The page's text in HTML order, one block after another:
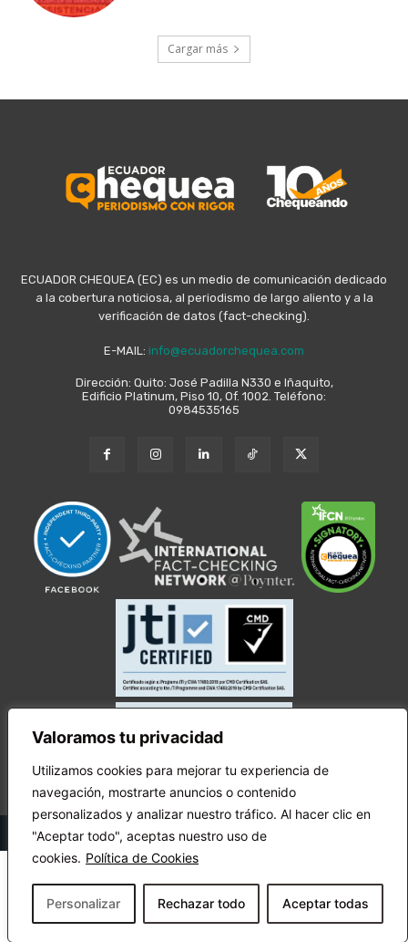
Valoramos tu privacidad
Utilizamos cookies para mejorar tu experiencia de
navegación, mostrarte anuncios o contenido
personalizados y analizar nuestro tráfico. Al hacer clic en
"Aceptar todo", aceptas nuestro uso de
cookies. Política de Cookies
Personalizar Rechazar todo Aceptar todas
Cargar más
ECUADOR CHEQUEA (EC) es un medio de comunicación dedicado
a la cobertura noticiosa, al periodismo de largo aliento y a la
verificación de datos (fact-checking).
E-MAIL: info@ecuadorchequea.com
Dirección: Quito: José Padilla N330 e Iñaquito,
Edificio Platinum, Piso 10, Of. 1002. Teléfono:
0984535165
© Copyright Ecuador Chequea 2025.